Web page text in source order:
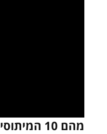
מהם 10 המיתוסים במכירות שנשברו ?